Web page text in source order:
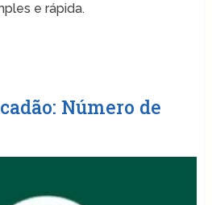
e rápida.
Número de